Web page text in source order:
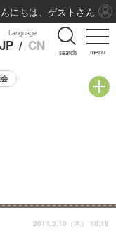
menu
Language
JP / CN search
2011.3.10（木） 10:18
んにちは、ゲストさん